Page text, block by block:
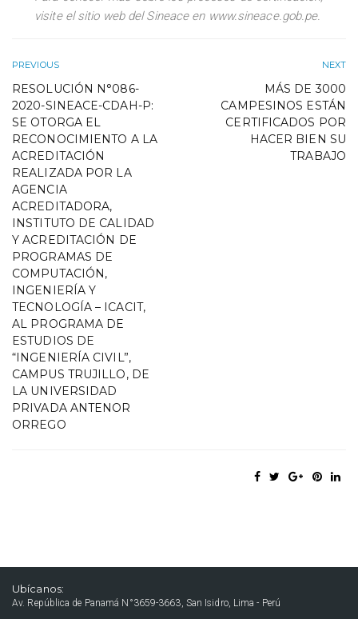
visite el sitio web del Sineace en www.sineace.gob.pe.
PREVIOUS
RESOLUCIÓN N°086-
2020-SINEACE-CDAH-P:
SE OTORGA EL
RECONOCIMIENTO A LA
ACREDITACIÓN
REALIZADA POR LA
AGENCIA
ACREDITADORA,
INSTITUTO DE CALIDAD
Y ACREDITACIÓN DE
PROGRAMAS DE
COMPUTACIÓN,
INGENIERÍA Y
TECNOLOGÍA – ICACIT,
AL PROGRAMA DE
ESTUDIOS DE
“INGENIERÍA CIVIL”,
CAMPUS TRUJILLO, DE
LA UNIVERSIDAD
PRIVADA ANTENOR
ORREGO
NEXT
MÁS DE 3000
CAMPESINOS ESTÁN
CERTIFICADOS POR
HACER BIEN SU
TRABAJO
Ubícanos:
Av. República de Panamá N°3659-3663, San Isidro, Lima - Perú